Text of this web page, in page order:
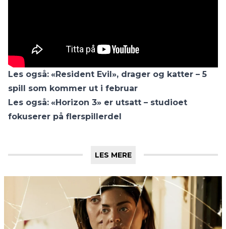
Les også: «Resident Evil», drager og katter – 5
spill som kommer ut i februar
Les også: «Horizon 3» er utsatt – studioet
fokuserer på flerspillerdel
LES MERE